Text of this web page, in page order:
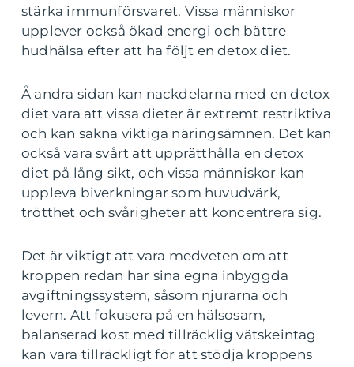
stärka immunförsvaret. Vissa människor
upplever också ökad energi och bättre
hudhälsa efter att ha följt en detox diet.
Å andra sidan kan nackdelarna med en detox
diet vara att vissa dieter är extremt restriktiva
och kan sakna viktiga näringsämnen. Det kan
också vara svårt att upprätthålla en detox
diet på lång sikt, och vissa människor kan
uppleva biverkningar som huvudvärk,
trötthet och svårigheter att koncentrera sig.
Det är viktigt att vara medveten om att
kroppen redan har sina egna inbyggda
avgiftningssystem, såsom njurarna och
levern. Att fokusera på en hälsosam,
balanserad kost med tillräcklig vätskeintag
kan vara tillräckligt för att stödja kroppens